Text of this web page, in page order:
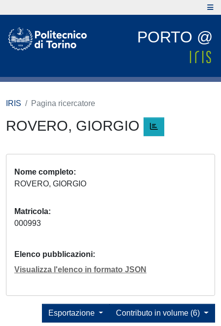
PORTO @
IRIS Pagina ricercatore
ROVERO, GIORGIO
Nome completo
ROVERO, GIORGIO
Matricola
000993
Elenco pubblicazioni
Visualizza l'elenco in formato JSON
Contributo in volume (6)
Esportazione